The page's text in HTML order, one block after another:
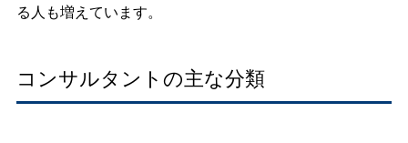
る人も増えています。
コンサルタントの主な分類